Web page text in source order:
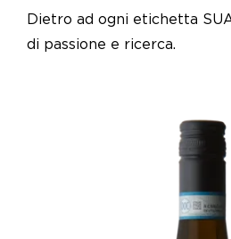
Dietro ad ogni etichetta
di passione e ricerca.